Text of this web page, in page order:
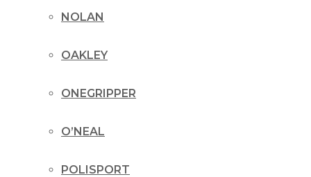
NOLAN
OAKLEY
ONEGRIPPER
O’NEAL
POLISPORT